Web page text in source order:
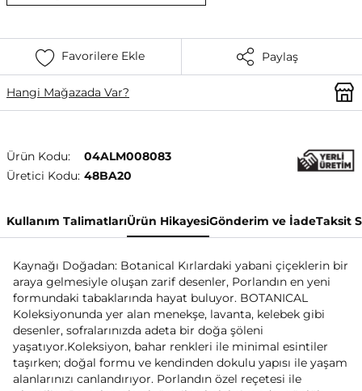
Favorilere Ekle Paylaş
Hangi Mağazada Var?
Ürün Kodu:
04ALM008083
Üretici Kodu: 48BA20
Kullanım TalimatlarıÜrün HikayesiGönderim ve İadeTaksit
Kaynağı Doğadan: Botanical Kırlardaki yabani çiçeklerin bir
araya gelmesiyle oluşan zarif desenler, Porlandın en yeni
formundaki tabaklarında hayat buluyor. BOTANICAL
Koleksiyonunda yer alan menekşe, lavanta, kelebek gibi
desenler, sofralarınızda adeta bir doğa şöleni
yaşatıyor.Koleksiyon, bahar renkleri ile minimal esintiler
taşırken; doğal formu ve kendinden dokulu yapısı ile yaşam
alanlarınızı canlandırıyor. Porlandın özel reçetesi ile